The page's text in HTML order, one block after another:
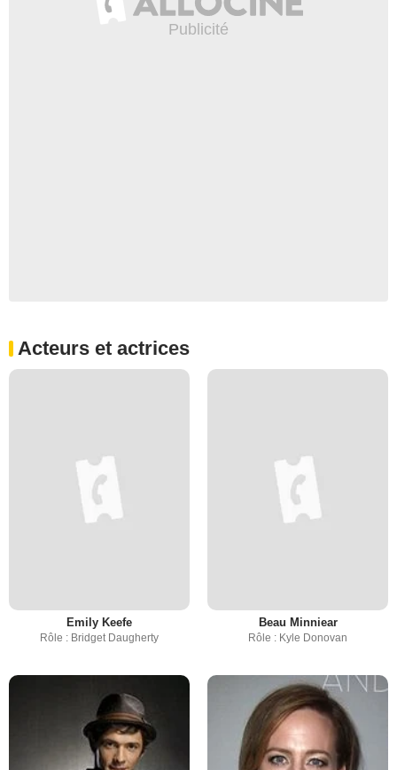
Acteurs et actrices
Emily Keefe
Rôle : Bridget Daugherty
Beau Minniear
Rôle : Kyle Donovan